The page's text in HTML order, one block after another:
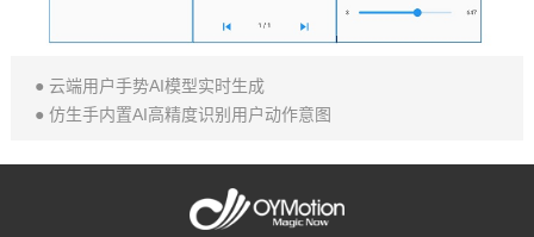
● 云端用户手势AI模型实时生成
● 仿生手内置AI高精度识别用户动作意图